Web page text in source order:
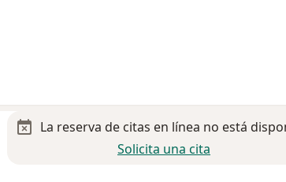
La reserva de citas en línea no está
Solicita una cita